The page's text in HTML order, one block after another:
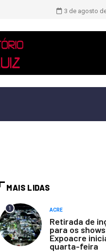
3 de agosto
MAIS LIDAS
1 ACRE
Retirada de
para os
Expoacre
quarta-feira